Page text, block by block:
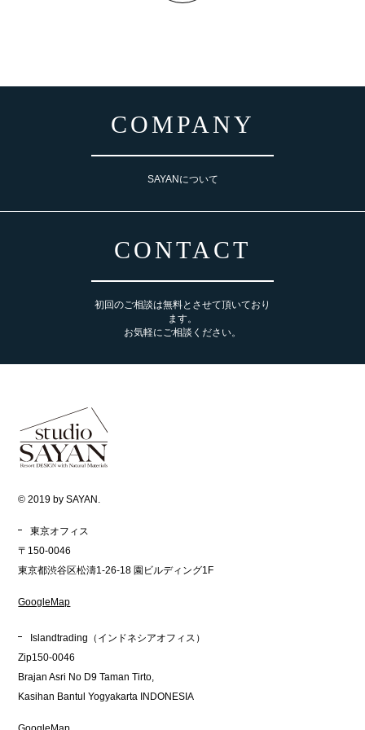
COMPANY
SAYANについて
CONTACT
初回のご相談は無料とさせて頂いており
ます。
お気軽にご相談ください。
© 2019 by SAYAN.
東京オフィス
〒150-0046
東京都渋谷区松濤1-26-18 園ビルディング1F
GoogleMap
Islandtrading（インドネシアオフィス）
Zip150-0046
Brajan Asri No D9 Taman Tirto,
Kasihan Bantul Yogyakarta INDONESIA